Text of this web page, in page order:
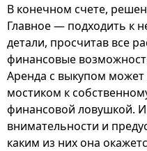
В конечном счете,
Главное — подходить к
детали, просчитав все
финансовые
Аренда с выкупом может
мостиком к
финансовой ловушкой.
внимательности и
каким из них она